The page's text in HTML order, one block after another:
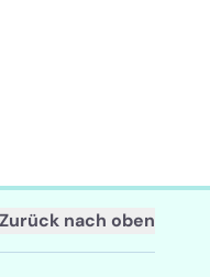
nach oben